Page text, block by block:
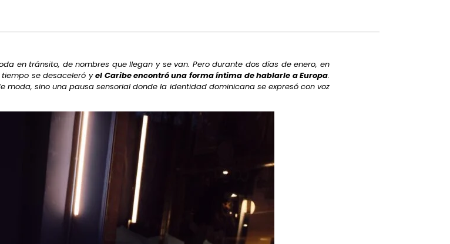
en tránsito, de nombres que llegan y se van. Pero durante dos días de enero, en
se desaceleró yel Caribe encontró una forma íntima de hablarle a Europa.
moda, sino una pausa sensorial donde la identidad dominicana se expresó con voz